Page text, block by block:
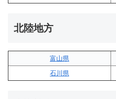
北陸地方
富山県
石川県